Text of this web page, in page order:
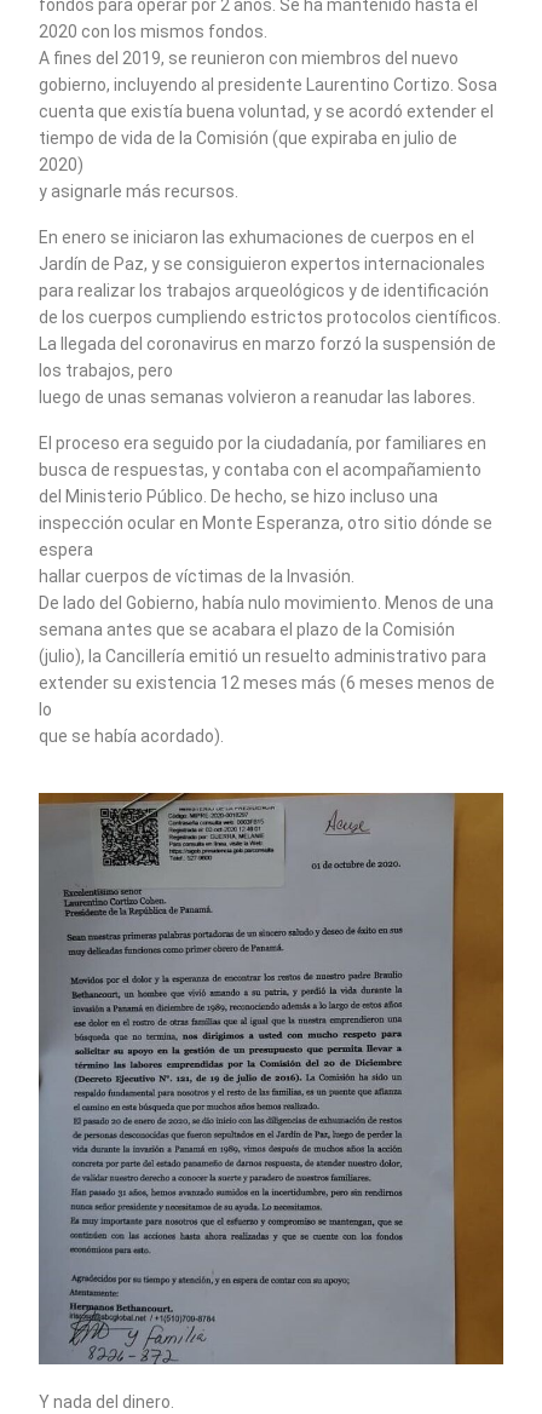
fondos para operar por 2 años. Se ha mantenido hasta el
2020 con los mismos fondos.
A fines del 2019, se reunieron con miembros del nuevo
gobierno, incluyendo al presidente Laurentino Cortizo. Sosa
cuenta que existía buena voluntad, y se acordó extender el
tiempo de vida de la Comisión (que expiraba en julio de
2020)
y asignarle más recursos.
En enero se iniciaron las exhumaciones de cuerpos en el
Jardín de Paz, y se consiguieron expertos internacionales
para realizar los trabajos arqueológicos y de identificación
de los cuerpos cumpliendo estrictos protocolos científicos.
La llegada del coronavirus en marzo forzó la suspensión de
los trabajos, pero
luego de unas semanas volvieron a reanudar las labores.
El proceso era seguido por la ciudadanía, por familiares en
busca de respuestas, y contaba con el acompañamiento
del Ministerio Público. De hecho, se hizo incluso una
inspección ocular en Monte Esperanza, otro sitio dónde se
espera
hallar cuerpos de víctimas de la Invasión.
De lado del Gobierno, había nulo movimiento. Menos de una
semana antes que se acabara el plazo de la Comisión
(julio), la Cancillería emitió un resuelto administrativo para
extender su existencia 12 meses más (6 meses menos de
lo
que se había acordado).
Y nada del dinero.